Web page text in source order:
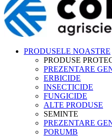
PRODUSELE NOASTRE
PRODUSE
PREZENTARE
ERBICIDE
INSECTICIDE
FUNGICIDE
ALTE PRODUSE
SEMINTE
PREZENTARE
PORUMB